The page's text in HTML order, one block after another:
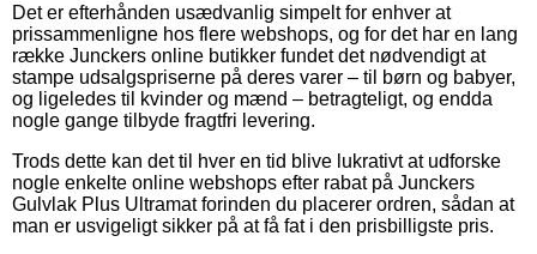
Det er efterhånden usædvanlig simpelt for enhver at
prissammenligne hos flere webshops, og for det har en lang
række Junckers online butikker fundet det nødvendigt at
stampe udsalgspriserne på deres varer – til børn og babyer,
og ligeledes til kvinder og mænd – betragteligt, og endda
nogle gange tilbyde fragtfri levering.
Trods dette kan det til hver en tid blive lukrativt at udforske
nogle enkelte online webshops efter rabat på Junckers
Gulvlak Plus Ultramat forinden du placerer ordren, sådan at
man er usvigeligt sikker på at få fat i den prisbilligste pris.